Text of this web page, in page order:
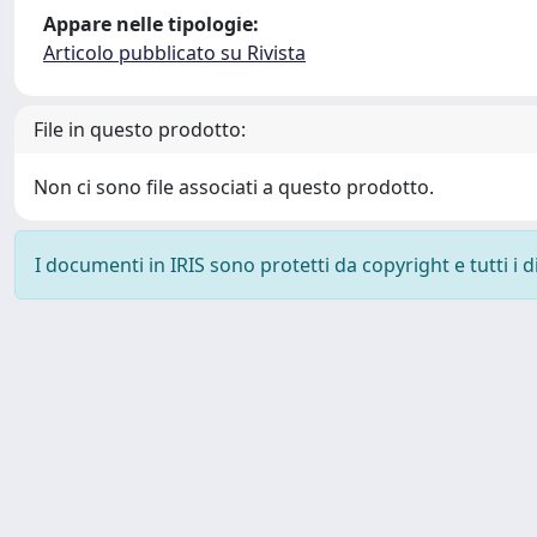
Appare nelle tipologie:
Articolo pubblicato su Rivista
File in questo prodotto:
Non ci sono file associati a questo prodotto.
I documenti in IRIS sono protetti da copyright e tutti i